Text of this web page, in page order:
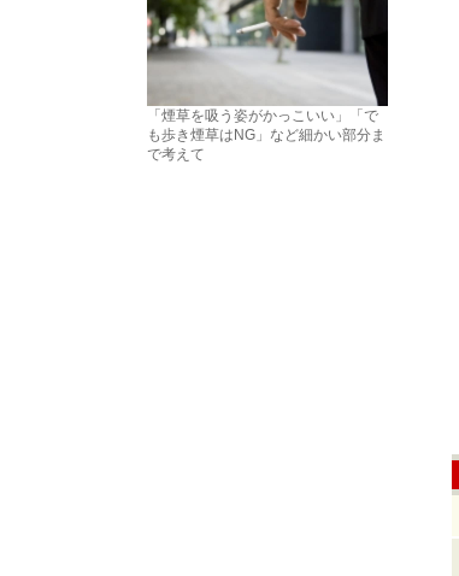
「煙草を吸う姿がかっこいい」「で
も歩き煙草はNG」など細かい部分ま
で考えて